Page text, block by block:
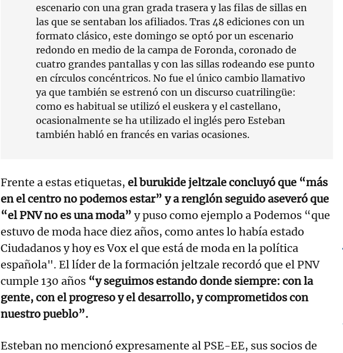
escenario con una gran grada trasera y las filas de sillas en
las que se sentaban los afiliados. Tras 48 ediciones con un
formato clásico, este domingo se optó por un escenario
redondo en medio de la campa de Foronda, coronado de
cuatro grandes pantallas y con las sillas rodeando ese punto
en círculos concéntricos. No fue el único cambio llamativo
ya que también se estrenó con un discurso cuatrilingüe:
como es habitual se utilizó el euskera y el castellano,
ocasionalmente se ha utilizado el inglés pero Esteban
también habló en francés en varias ocasiones.
Frente a estas etiquetas, el burukide jeltzale concluyó que “más
en el centro no podemos estar” y a renglón seguido aseveró que
“el PNV no es una moda” y puso como ejemplo a Podemos “que
estuvo de moda hace diez años, como antes lo había estado
Ciudadanos y hoy es Vox el que está de moda en la política
española". El líder de la formación jeltzale recordó que el PNV
cumple 130 años “y seguimos estando donde siempre: con la
gente, con el progreso y el desarrollo, y comprometidos con
nuestro pueblo”.
Esteban no mencionó expresamente al PSE-EE, sus socios de